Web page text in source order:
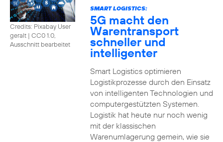
Credits: Pixabay User
geralt | CC0 1.0,
Ausschnitt bearbeitet
SMART LOGISTICS:
5G macht den
Warentransport
schneller und
intelligenter
Smart Logistics optimieren
Logistikprozesse durch den Einsatz
von intelligenten Technologien und
computergestützten Systemen.
Logistik hat heute nur noch wenig
mit der klassischen
Warenumlagerung gemein, wie sie